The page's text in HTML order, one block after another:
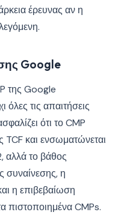
έρευνας αν η
Google
της Google
όλες τις απαιτήσεις
ότι το CMP
TCF και ενσωματώνεται
αλλά το βάθος
συναίνεσης, η
η επιβεβαίωση
πιστοποιημένα CMPs.